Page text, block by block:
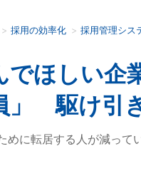
ください
採用の効率化 採用管理シス
でほしい
」 駆け引
めに転居する人が減って